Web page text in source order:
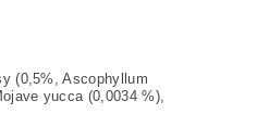
(0,5%, Ascophyllum
yucca (0,0034 %),